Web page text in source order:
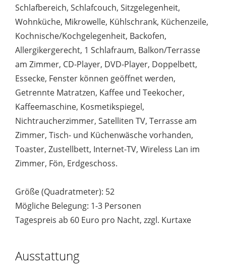
Schlafbereich, Schlafcouch, Sitzgelegenheit,
Wohnküche, Mikrowelle, Kühlschrank, Küchenzeile,
Kochnische/Kochgelegenheit, Backofen,
Allergikergerecht, 1 Schlafraum, Balkon/Terrasse
am Zimmer, CD-Player, DVD-Player, Doppelbett,
Essecke, Fenster können geöffnet werden,
Getrennte Matratzen, Kaffee und Teekocher,
Kaffeemaschine, Kosmetikspiegel,
Nichtraucherzimmer, Satelliten TV, Terrasse am
Zimmer, Tisch- und Küchenwäsche vorhanden,
Toaster, Zustellbett, Internet-TV, Wireless Lan im
Zimmer, Fön, Erdgeschoss.
Größe (Quadratmeter): 52
Mögliche Belegung: 1-3 Personen
Tagespreis ab 60 Euro pro Nacht, zzgl. Kurtaxe
Ausstattung